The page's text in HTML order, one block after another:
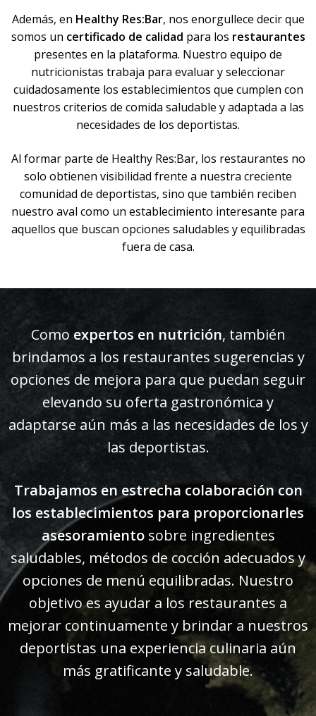
Además, en Healthy Res:Bar, nos enorgullece decir que
somos un certificado de calidad para los restaurantes
presentes en la plataforma. Nuestro equipo de
nutricionistas trabaja para evaluar y seleccionar
cuidadosamente los establecimientos que cumplen con
nuestros criterios de comida saludable y adaptada a las
necesidades de los deportistas.
Al formar parte de Healthy Res:Bar, los restaurantes no
solo obtienen visibilidad frente a nuestra creciente
comunidad de deportistas, sino que también reciben
nuestro aval como un establecimiento interesante para
aquellos que buscan opciones saludables y equilibradas
fuera de casa.
Comoexpertos en nutrición, también
brindamos a los restaurantes sugerencias y
opciones de mejora para que puedan seguir
elevando su oferta gastronómica y
adaptarse aún más a las necesidades de los y
las deportistas.
Trabajamos en estrecha colaboración con
los establecimientos para proporcionarles
asesoramientosobre ingredientes
saludables, métodos de cocción adecuados y
opciones de menú equilibradas. Nuestro
objetivo es ayudar a los restaurantes a
mejorar continuamente y brindar a nuestros
deportistas una experiencia culinaria aún
más gratificante y saludable.